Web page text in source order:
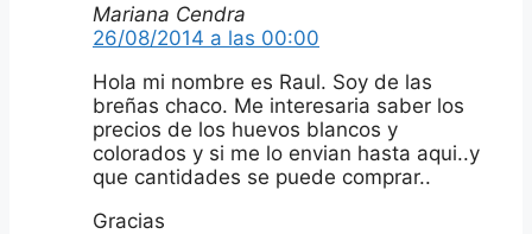
Mariana Cendra
26/08/2014 a las 00:00
Hola mi nombre es Raul. Soy de las
breñas chaco. Me interesaria saber los
precios de los huevos blancos y
colorados y si me lo envian hasta aqui..y
que cantidades se puede comprar..
Gracias